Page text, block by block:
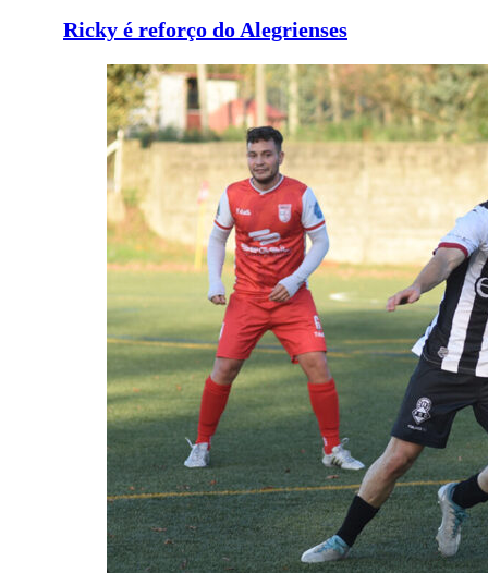
Ricky é reforço do Alegrienses